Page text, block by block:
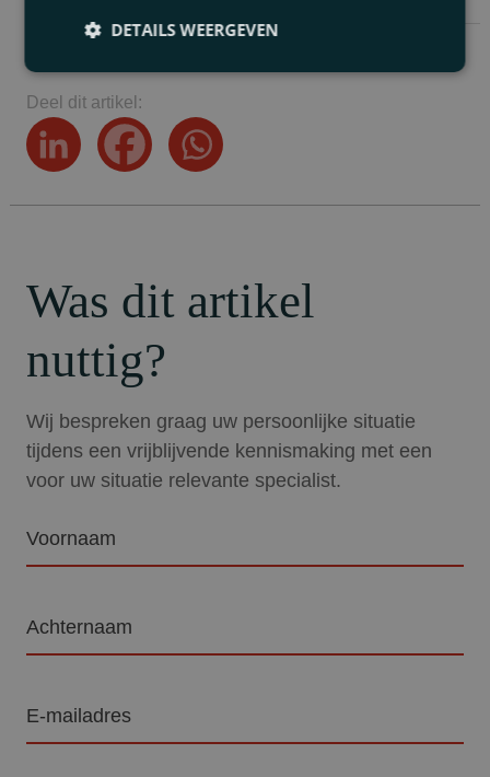
Deel dit artikel:
Was dit artikel
nuttig?
Wij bespreken graag uw persoonlijke situatie
tijdens een vrijblijvende kennismaking met een
voor uw situatie relevante specialist.
mailadres
DETAILS WEERGEVEN